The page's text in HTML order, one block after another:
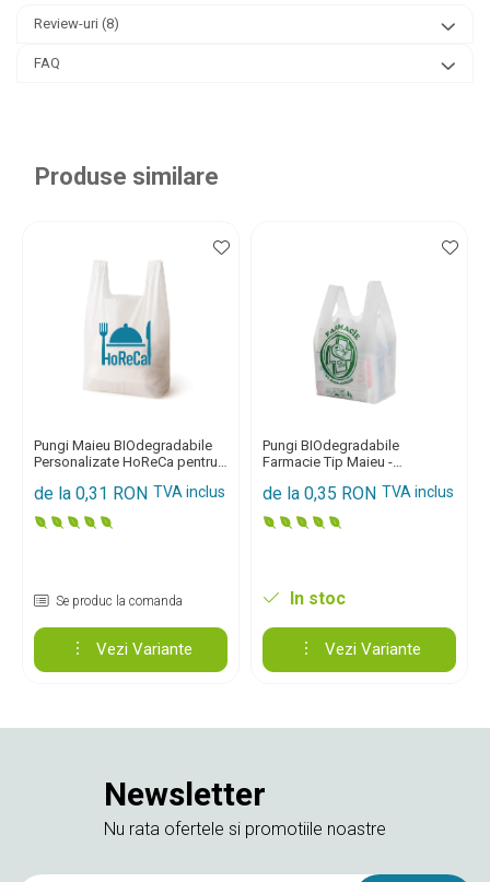
Review-uri (8)
FAQ
Produse similare
Pungi Maieu BIOdegradabile
Personalizate HoReCa pentru
Delivery
de la 0,31 RON TVA inclus
Se produc la comanda
Vezi Variante
Pungi BIOdegradabile
Farmacie Tip Maieu -
de la 0,35 RON TVA inclus
In stoc
Vezi Variante
Newsletter
Nu rata ofertele si promotiile noastre